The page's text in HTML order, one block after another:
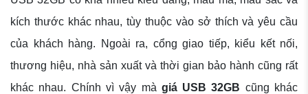
kích thước khác nhau, tùy thuộc vào sở thích và yêu cầu
của khách hàng. Ngoài ra, cổng giao tiếp, kiểu kết nối,
thương hiệu, nhà sản xuất và thời gian bảo hành cũng rất
khác nhau. Chính vì vậy mà giá USB 32GB cũng khác